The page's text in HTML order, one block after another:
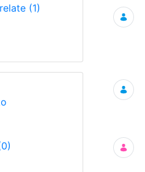
(1)